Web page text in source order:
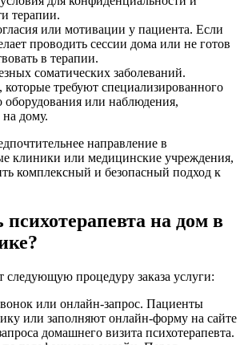
терапии.
или мотивации у пациента. Если
проводить сессии дома или не готов
в терапии.
соматических заболеваний.
которые требуют специализированного
оборудования или наблюдения,
дому.
направление в
клиники или медицинские учреждения,
комплексный и безопасный подход к
на дом в
следующую процедуру заказа услуги:
или онлайн-запрос. Пациенты
или заполняют онлайн-форму на сайте
домашнего визита психотерапевта.